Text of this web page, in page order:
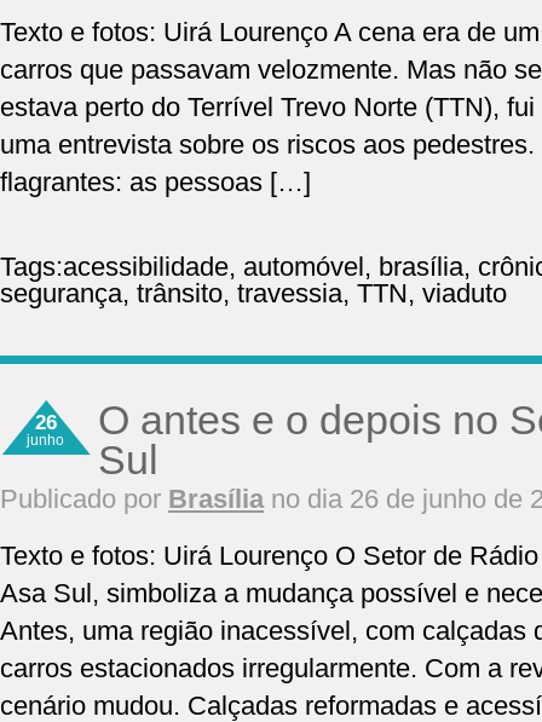
Texto e fotos: Uirá Lourenço A cena era de
carros que passavam velozmente. Mas não
estava perto do Terrível Trevo Norte (TTN),
uma entrevista sobre os riscos aos
flagrantes: as pessoas […]
Tags:acessibilidade, automóvel, brasília,
segurança, trânsito, travessia, TTN, viaduto
26
junho
O antes e o depois no
Sul
Publicado por Brasíliano dia 26 de junho de
Texto e fotos: Uirá Lourenço O Setor de
Asa Sul, simboliza a mudança possível e
Antes, uma região inacessível, com calçadas
carros estacionados irregularmente. Com a
cenário mudou. Calçadas reformadas e